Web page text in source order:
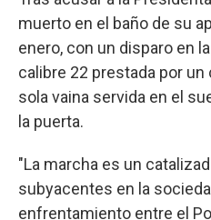
muerto en el baño de su
enero, con un disparo en
calibre 22 prestada por un
sola vaina servida en el
la puerta.
"La marcha es un
subyacentes en la
enfrentamiento entre el